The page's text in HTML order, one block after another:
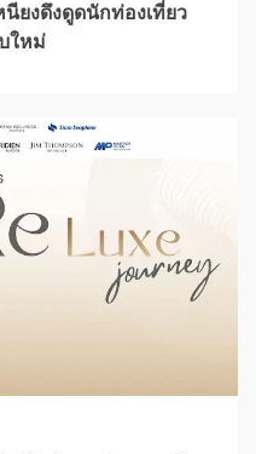
ยงดึงดูดนักท่องเที่ยว
ใหม่